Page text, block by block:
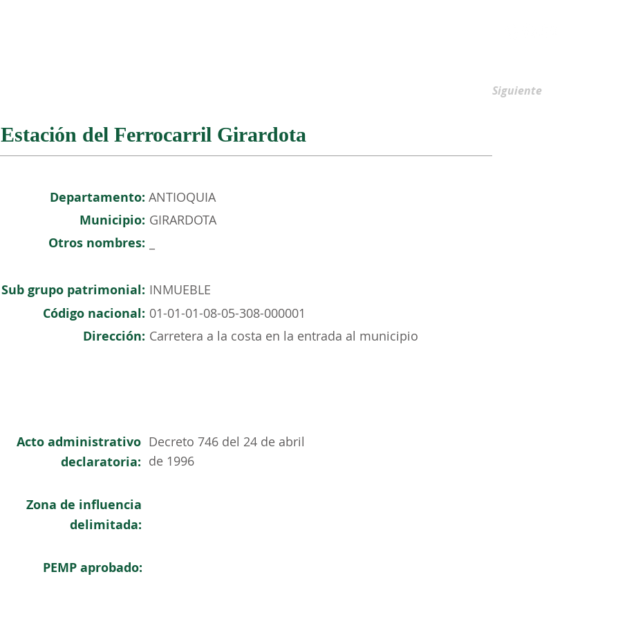
Siguiente
Estación del Ferrocarril Girardota
Departamento: ANTIOQUIA
Municipio: GIRARDOTA
Otros nombres:
Sub grupo patrimonial: INMUEBLE
Código nacional: 01-01-01-08-05-308-000001
Dirección: Carretera a la costa en la entrada al municipio
Acto administrativo
declaratoria:
Decreto 746 del 24 de abril
de 1996
Zona de influencia
delimitada:
PEMP aprobado: